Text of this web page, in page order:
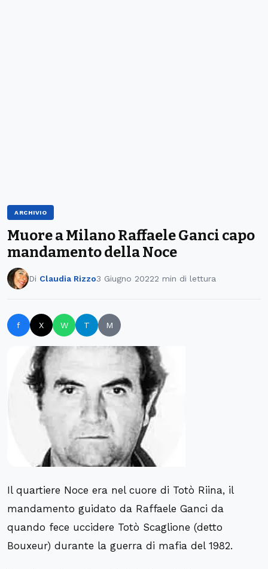
ARCHIVIO
Muore a Milano Raffaele Ganci capo
mandamento della Noce
Di Claudia Rizzo3 Giugno 20222 min di lettura
f X W T M
Il quartiere Noce era nel cuore di Totò Riina, il
mandamento guidato da Raffaele Ganci da
quando fece uccidere Totò Scaglione (detto
Bouxeur) durante la guerra di mafia del 1982.